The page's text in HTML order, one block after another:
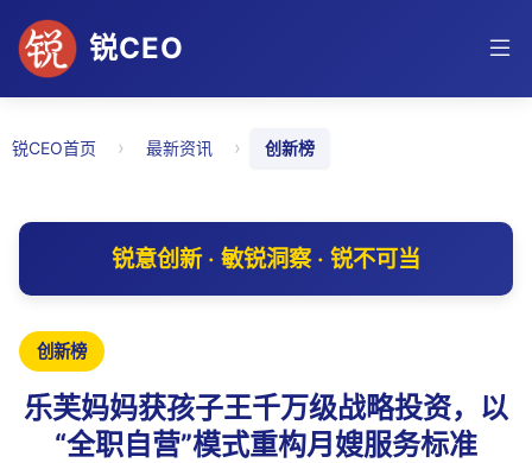
锐CEO
锐CEO首页 › 最新资讯 › 创新榜
锐意创新 · 敏锐洞察 · 锐不可当
创新榜
乐芙妈妈获孩子王千万级战略投资，以
“全职自营”模式重构月嫂服务标准